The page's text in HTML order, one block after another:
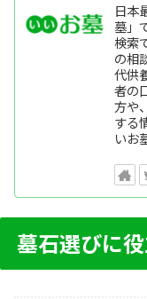
日本
墓」
検索
の相
代供
者の
方や
する
いお
墓石選びに